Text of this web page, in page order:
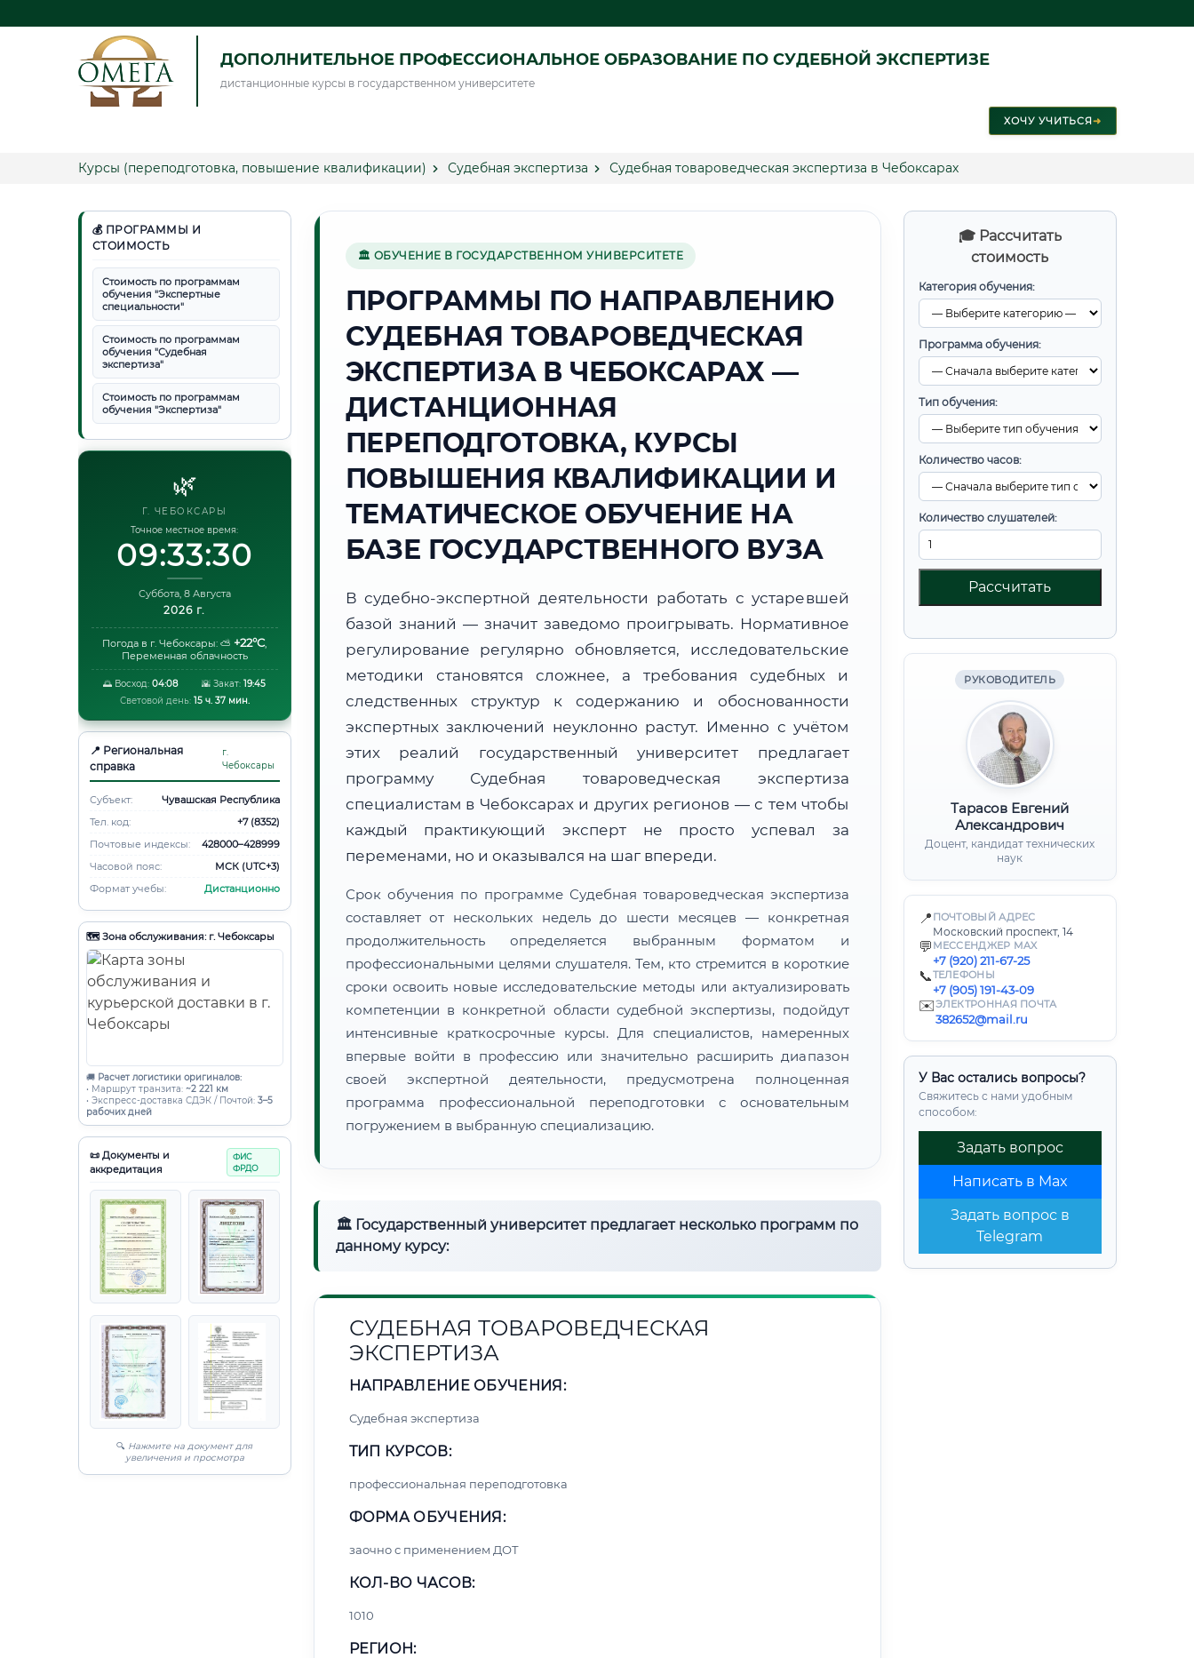
ДОПОЛНИТЕЛЬНОЕ ПРОФЕССИОНАЛЬНОЕ ОБРАЗОВАНИЕ ПО СУДЕБНОЙ ЭКСПЕРТИЗЕ
дистанционные курсы в государственном университете
ХОЧУ УЧИТЬСЯ➜
Курсы (переподготовка, повышение квалификации) Судебная экспертиза Судебная товароведческая экспертиза в Чебоксарах
💰 ПРОГРАММЫ И
СТОИМОСТЬ
Стоимость по программам
обучения "Экспертные
специальности"
Стоимость по программам
обучения "Судебная
экспертиза"
Стоимость по программам
обучения "Экспертиза"
🌿
Г. ЧЕБОКСАРЫ
Точное местное время:
09:33:31
Суббота, 8 Августа
2026 г.
Погода в г. Чебоксары: ⛅ +22°C,
Переменная облачность
🌅 Восход: 04:08 🌇 Закат: 19:45
Световой день: 15 ч. 37 мин.
📍 Региональная
справка
г.
Чебоксары
Субъект:
Чувашская Республика
Тел. код:
+7 (8352)
Почтовые индексы:
428000–428999
Часовой пояс:
МСК (UTC+3)
Формат учебы:
Дистанционно
🗺️ Зона обслуживания: г. Чебоксары
🚚 Расчет логистики оригиналов:
• Маршрут транзита: ~2 221 км
• Экспресс-доставка СДЭК / Почтой: 3–5
рабочих дней
📜 Документы и
аккредитация
ФИС
ФРДО
🔍 Нажмите на документ для
увеличения и просмотра
🎓 Рассчитать
стоимость
Категория обучения:
Программа обучения:
Тип обучения:
Количество часов:
Количество слушателей:
Рассчитать
РУКОВОДИТЕЛЬ
Тарасов Евгений
Александрович
Доцент, кандидат технических
наук
📍 ПОЧТОВЫЙ АДРЕС
Московский проспект, 14
💬 МЕССЕНДЖЕР MAX
+7 (920) 211-67-25
📞ТЕЛЕФОНЫ
+7 (905) 191-43-09
✉️ЭЛЕКТРОННАЯ ПОЧТА
382652@mail.ru
У Вас остались вопросы?
Свяжитесь с нами удобным
способом:
Задать вопрос
Написать в Max
Задать вопрос в
Telegram
🏛 ОБУЧЕНИЕ В ГОСУДАРСТВЕННОМ УНИВЕРСИТЕТЕ
ПРОГРАММЫ ПО НАПРАВЛЕНИЮ
СУДЕБНАЯ ТОВАРОВЕДЧЕСКАЯ
ЭКСПЕРТИЗА В ЧЕБОКСАРАХ —
ДИСТАНЦИОННАЯ
ПЕРЕПОДГОТОВКА, КУРСЫ
ПОВЫШЕНИЯ КВАЛИФИКАЦИИ И
ТЕМАТИЧЕСКОЕ ОБУЧЕНИЕ НА
БАЗЕ ГОСУДАРСТВЕННОГО ВУЗА
В судебно-экспертной деятельности работать с устаревшей
базой знаний — значит заведомо проигрывать. Нормативное
регулирование регулярно обновляется, исследовательские
методики становятся сложнее, а требования судебных и
следственных структур к содержанию и обоснованности
экспертных заключений неуклонно растут. Именно с учётом
этих реалий государственный университет предлагает
программу Судебная товароведческая экспертиза
специалистам в Чебоксарах и других регионов — с тем чтобы
каждый практикующий эксперт не просто успевал за
переменами, но и оказывался на шаг впереди.
Срок обучения по программе Судебная товароведческая экспертиза
составляет от нескольких недель до шести месяцев — конкретная
продолжительность определяется выбранным форматом и
профессиональными целями слушателя. Тем, кто стремится в короткие
сроки освоить новые исследовательские методы или актуализировать
компетенции в конкретной области судебной экспертизы, подойдут
интенсивные краткосрочные курсы. Для специалистов, намеренных
впервые войти в профессию или значительно расширить диапазон
своей экспертной деятельности, предусмотрена полноценная
программа профессиональной переподготовки с основательным
погружением в выбранную специализацию.
🏛 Государственный университет предлагает несколько программ по
данному курсу:
СУДЕБНАЯ ТОВАРОВЕДЧЕСКАЯ
ЭКСПЕРТИЗА
НАПРАВЛЕНИЕ ОБУЧЕНИЯ:
Судебная экспертиза
ТИП КУРСОВ:
профессиональная переподготовка
ФОРМА ОБУЧЕНИЯ:
заочно с применением ДОТ
КОЛ-ВО ЧАСОВ:
1010
РЕГИОН: